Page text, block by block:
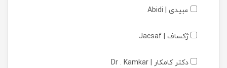
عبیدی | Abidi
ژکساف | Jacsaf
دکتر کامکار | Dr . Kamkar